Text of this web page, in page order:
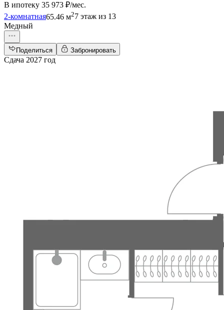
В ипотеку 35 973 ₽/мес.
2-комнатная65.46 м27 этаж из 13
Медный
Поделиться Забронировать
Сдача 2027 год